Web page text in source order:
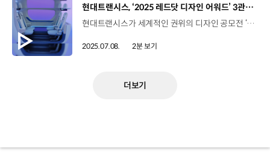
[동영상]
현대트랜시스, ‘2025 레드닷 디자인 어워드’ 3관왕 달성
현대트랜시스가 세계적인 권위의 디자인 공모전 ‘2025 레드닷 디자인 어워드’에서 본상 3개를 수상했습니다. 세계 3대 디자인 공모전 중 하나인 레드닷 디자인 어워드는 디자인의 혁신성과 기능성 등을 평가해 매년 각 분야별 수상작을 선정하는데요. 올해 현대트랜시스는 모듈러 시트와 도심형 에어 모빌리티 캐빈 콘셉트, 리클라인 체어 등이 본상 수상의 영예를 안으며 미래 모빌리티 환경과 공간 활용에 대해 혁신적인 디자인 비전을 제시했습니다. 홍성경 팀장 / 현대트랜시스 시트디자인팀금번 디자인 어워드 수상은 시트의 전문성을 바탕으로 사용자 중심의 끊임없는 노력의 결과가 글로벌 마켓에서 통할 수 있음이 증명되었다고 생각합니다. 디자이너뿐만 아니라 설계자 분들 모두 각자의 자리에서 함께 고민하며 노력한 결과가 수상으로 이어져서 기쁘고요. 앞으로도 사용자 경험을 선도하면서 그룹의 미래 모빌리티 비전을 실현해 가도록 하겠습니다. 현대트랜시스는 앞으로도 독보적인 디자인과 기술력으로 미래 모빌리티 실내 공간의 새로운 경험과 가치를 제공할 예정입니다.
2025.07.08. 2분 보기
더보기